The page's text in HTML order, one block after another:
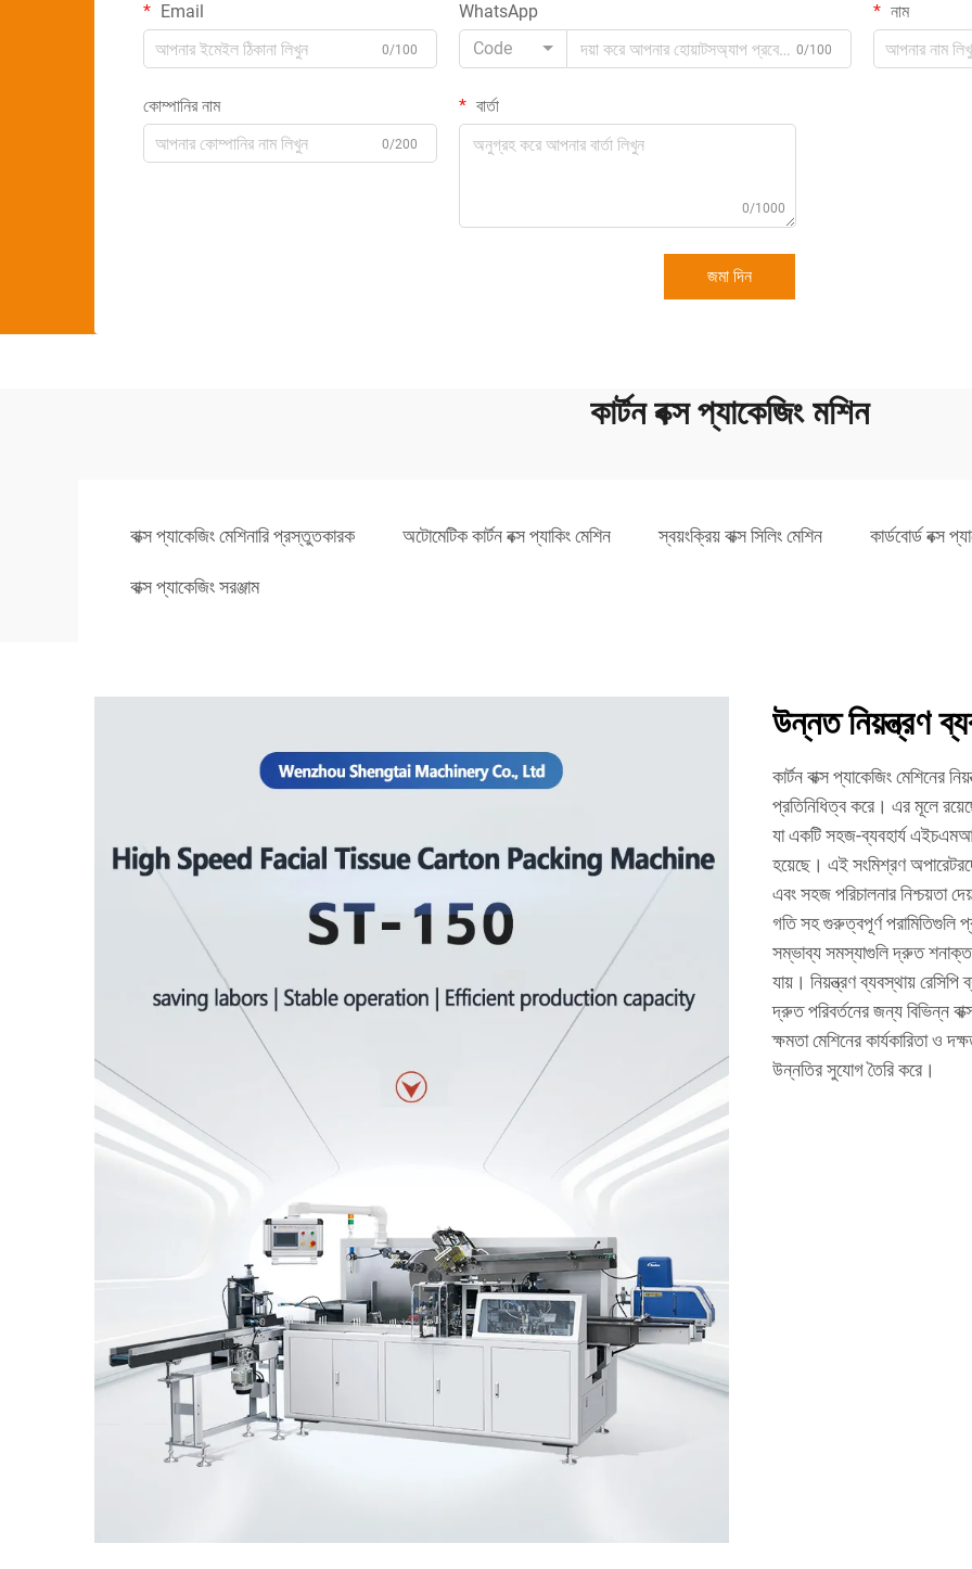
Email
0/100
WhatsApp
Code
0/100
নাম
কোম্পানির নাম
0/200
বার্তা
0/1000
জমা দিন
কার্টন বক্স প্যাকেজিং মশিন
বাক্স প্যাকেজিং মেশিনারি প্রস্তুতকারক অটোমেটিক কার্টন বক্স প্যাকিং মেশিন স্বয়ংক্রিয় বাক্স সিলিং মেশিন কার্ডবোর্ড বক্স
বাক্স প্যাকেজিং সরঞ্জাম
উন্নত নিয়ন্ত্রণ
কার্টন বাক্স প্যাকেজিং মেশিনের
প্রতিনিধিত্ব করে। এর মূলে
যা একটি সহজ-ব্যবহার্য
হয়েছে। এই সংমিশ্রণ
এবং সহজ পরিচালনার নিশ্চয়তা
গতি সহ গুরুত্বপূর্ণ পরামিতিগুলি
সম্ভাব্য সমস্যাগুলি দ্রুত
যায়। নিয়ন্ত্রণ ব্যবস্থায় রেসিপি
দ্রুত পরিবর্তনের জন্য বিভিন্ন
ক্ষমতা মেশিনের কার্যকারিতা ও
উন্নতির সুযোগ তৈরি করে।